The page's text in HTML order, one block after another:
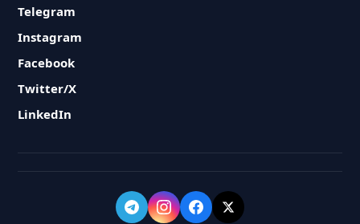
Telegram
Instagram
Facebook
Twitter/X
LinkedIn